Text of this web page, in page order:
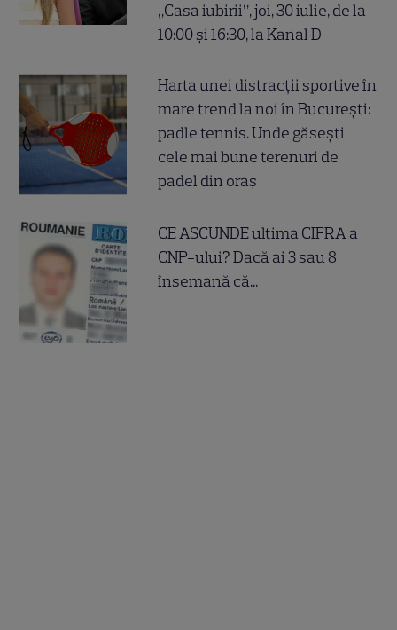
„Casa iubirii”, joi, 30 iulie, de la
10:00 și 16:30, la Kanal D
Harta unei distracții sportive în
mare trend la noi în București:
padle tennis. Unde găsești
cele mai bune terenuri de
padel din oraș
CE ASCUNDE ultima CIFRA a
CNP-ului? Dacă ai 3 sau 8
însemană că...